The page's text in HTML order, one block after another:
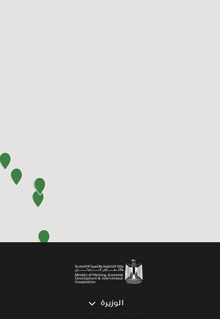
الوزيرة